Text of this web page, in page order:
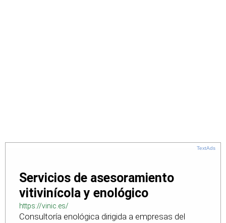
TextAds
Servicios de asesoramiento
vitivinícola y enológico
https://vinic.es/
Consultoría enológica dirigida a empresas del